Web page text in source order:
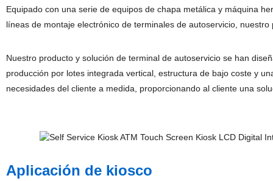
Equipado con una serie de equipos de chapa metálica y máquina
líneas de montaje electrónico de terminales de autoservicio,
Nuestro producto y solución de terminal de autoservicio se han
producción por lotes integrada vertical, estructura de bajo coste y
necesidades del cliente a medida, proporcionando al cliente una
Aplicación de kiosco